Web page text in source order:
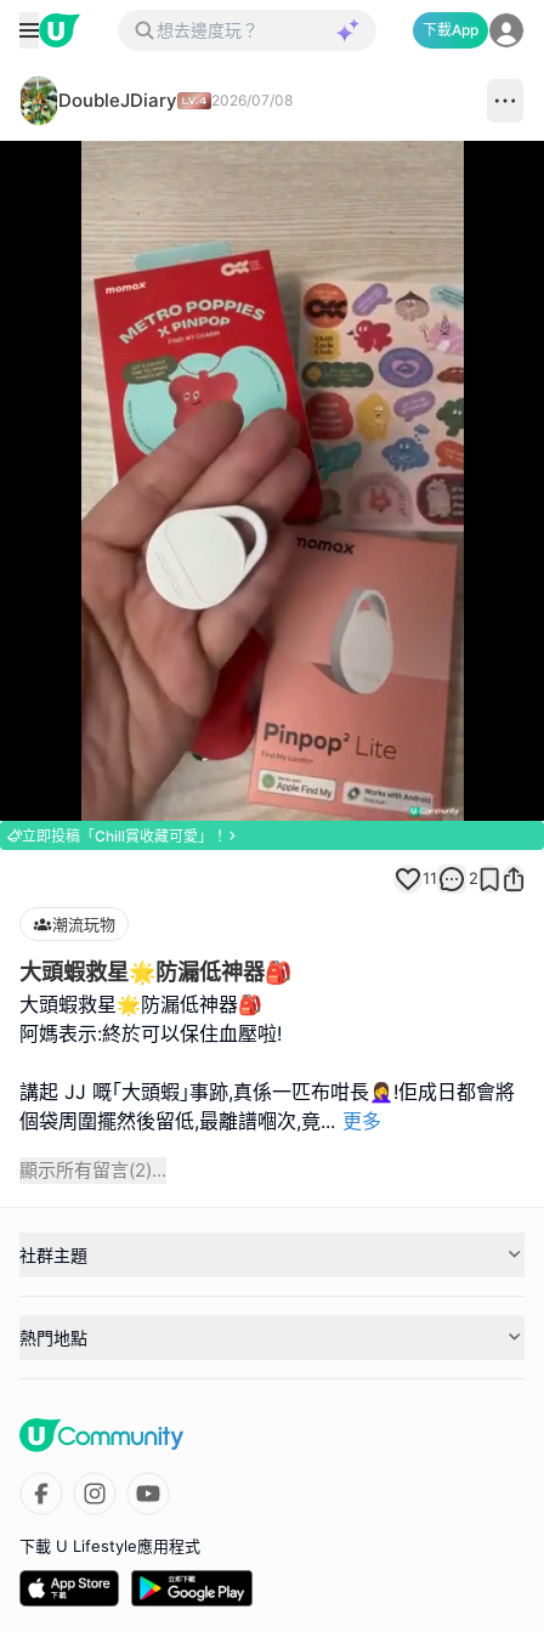
下載App
DoubleJDiary 2026/07/08
Loaded:
100.00%
立即投稿「Chill賞收藏可愛」！
11 2
潮流玩物
大頭蝦救星🌟防漏低神器🎒
大頭蝦救星🌟防漏低神器🎒
阿媽表示:終於可以保住血壓啦!
講起 JJ 嘅｢大頭蝦｣事跡,真係一匹布咁長🤦‍♀️!佢成日都會將
個袋周圍擺然後留低,最離譜嗰次,竟... 更多
顯示所有留言(2)...
社群主題
熱門地點
下載 U Lifestyle應用程式